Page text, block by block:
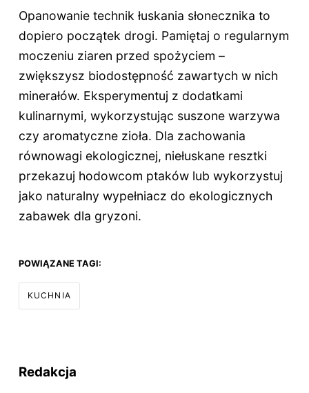
Opanowanie technik łuskania słonecznika to
dopiero początek drogi. Pamiętaj o regularnym
moczeniu ziaren przed spożyciem –
zwiększysz biodostępność zawartych w nich
minerałów. Eksperymentuj z dodatkami
kulinarnymi, wykorzystując suszone warzywa
czy aromatyczne zioła. Dla zachowania
równowagi ekologicznej, niełuskane resztki
przekazuj hodowcom ptaków lub wykorzystuj
jako naturalny wypełniacz do ekologicznych
zabawek dla gryzoni.
POWIĄZANE TAGI:
KUCHNIA
Redakcja